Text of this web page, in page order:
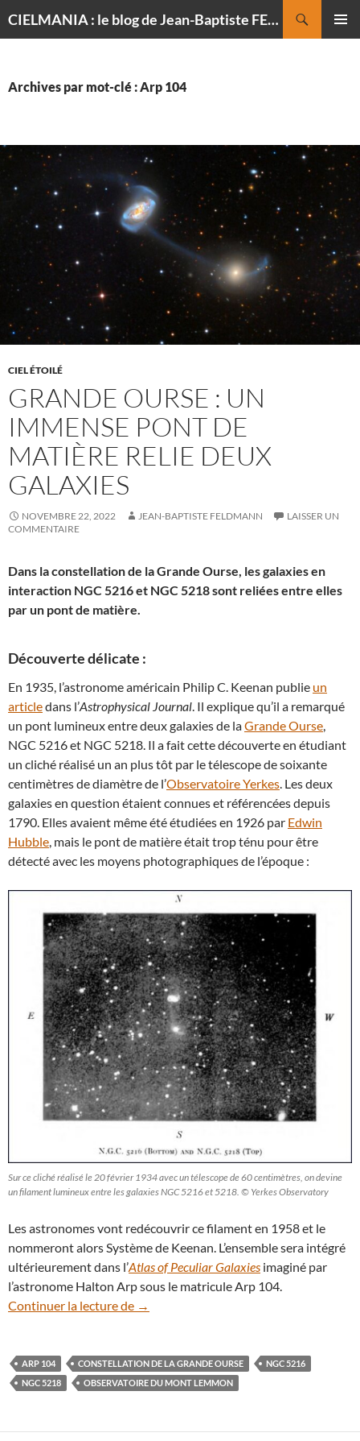
CIELMANIA : le blog de Jean-Baptiste FELDMANN, photographe du ciel
Archives par mot-clé : Arp 104
CIEL ÉTOILÉ
GRANDE OURSE : UN
IMMENSE PONT DE
MATIÈRE RELIE DEUX
GALAXIES
NOVEMBRE 22, 2022 JEAN-BAPTISTE FELDMANN
LAISSER UN
COMMENTAIRE
Dans la constellation de la Grande Ourse, les galaxies en
interaction NGC 5216 et NGC 5218 sont reliées entre elles
par un pont de matière.
Découverte délicate :
En 1935, l’astronome américain Philip C. Keenan publie un
articledans l’Astrophysical Journal. Il explique qu’il a remarqué
un pont lumineux entre deux galaxies de laGrande Ourse,
NGC 5216 et NGC 5218. Il a fait cette découverte en étudiant
un cliché réalisé un an plus tôt par le télescope de soixante
centimètres de diamètre de l’Observatoire Yerkes. Les deux
galaxies en question étaient connues et référencées depuis
1790. Elles avaient même été étudiées en 1926 par Edwin
Hubble, mais le pont de matière était trop ténu pour être
détecté avec les moyens photographiques de l’époque :
Sur ce cliché réalisé le 20 février 1934 avec un télescope de 60 centimètres, on devine
un filament lumineux entre les galaxies NGC 5216 et 5218. © Yerkes Observatory
Les astronomes vont redécouvrir ce filament en 1958 et le
nommeront alors Système de Keenan. L’ensemble sera intégré
ultérieurement dans l’Atlas of Peculiar Galaxies imaginé par
l’astronome Halton Arp sous le matricule Arp 104.
Continuer la lecture de
Grande Ourse : un immense pont de
→
ARP 104 CONSTELLATION DE LA GRANDE OURSE
NGC 5216
NGC 5218
OBSERVATOIRE DU MONT LEMMON